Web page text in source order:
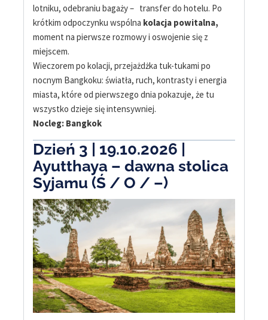
lotniku, odebraniu bagaży – transfer do hotelu. Po
krótkim odpoczynku wspólna kolacja powitalna,
moment na pierwsze rozmowy i oswojenie się z
miejscem.
Wieczorem po kolacji, przejażdżka tuk-tukami po
nocnym Bangkoku: światła, ruch, kontrasty i energia
miasta, które od pierwszego dnia pokazuje, że tu
wszystko dzieje się intensywniej.
Nocleg: Bangkok
Dzień 3 | 19.10.2026 |
Ayutthaya – dawna stolica
Syjamu (Ś / O / –)